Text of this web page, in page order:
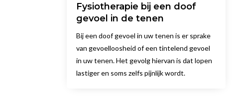
Fysiotherapie bij een doof
gevoel in de tenen
Bij een doof gevoel in uw tenen is er sprake
van gevoelloosheid of een tintelend gevoel
in uw tenen. Het gevolg hiervan is dat lopen
lastiger en soms zelfs pijnlijk wordt.